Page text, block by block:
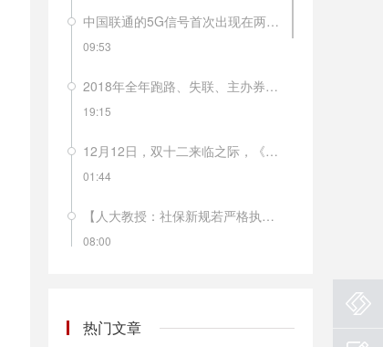
中国联通的5G信号首次出现在两会上。记者3月1日上午在北京梅地亚两会新闻中心的现场看到，中国联通的5G信号已经实现了在新闻中心的全覆盖。
09:53
2018年全年跑路、失联、主办券商风险提示……这样的“黑天鹅”今年以来在新三板频频发生。据不完全统计，今年以来已有近20家新三板公司董事长失联。
19:15
12月12日，双十二来临之际，《南方周末》的一篇报道就解开了不少人的困惑，南极人品牌所有商品均不自己生产，品牌的拥有方南极电商只是品牌的运营方和吊牌的出售者。网上的南极人店铺有多少呢？目前南极人旗下全品牌授权经销商有846家，合作经销商3427家，授权店铺4442家。从2018年年初至今，南极人已经14次被国家质监部门及地方消费者协会拉入不合格产品黑名单。这样的滥授权，会不会毁掉南极人这个品牌？
01:44
【人大教授：社保新规若严格执行 企业负担将增长50% 】人大财政金融学院副教授马光荣表示，如果现有参保职工严格按照实际工资作为缴费基数，同时法定缴费率严格按照28%执行的话，整个企业部门的社保缴费负担上升50%左右，企业的用工成本会上升7.5%，企业的利润会下降8.2%。短期之内，因为工资有黏性，所以社保费负担的上升主要由企业承担；但是中长期看的话，用工成本上升导致部分制造业企业可能会出现外迁，工人工资会下降。
08:00
热门文章